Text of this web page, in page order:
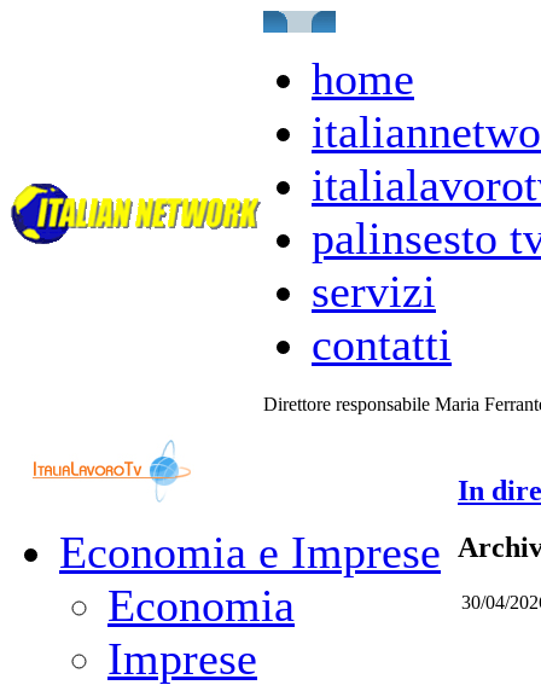
home
palinsesto
servizi
contatti
Direttore responsabile Maria
Economia e Imprese
Economia
Imprese
In
30/04/